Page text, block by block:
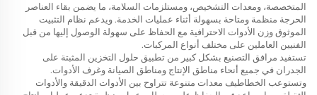
المتخصصة، ومعدات التشخيص، ومستلزمات السلامة، ما يضمن بقاء العناصر
الحرجة منظمة ومتاحة بسهولة أثناء عمليات الخدمة. ويدعم نظام التثبيت
الموثوق وزن الأدوات الاحترافية مع الحفاظ على سهولة الوصول إليها من قبل
الفنيين العاملين على مختلف أنواع المركبات.
تستفيد مرافق التصنيع بشكل كبير من تطبيق حلول التخزين المثبتة على
الجدران في جميع أنحاء مناطق الإنتاج ومناطق الصيانة وغرف الأدوات.
وتستوعب الخطاطيف معدات متنوعة تتراوح بين الأدوات الدقيقة والأدوات